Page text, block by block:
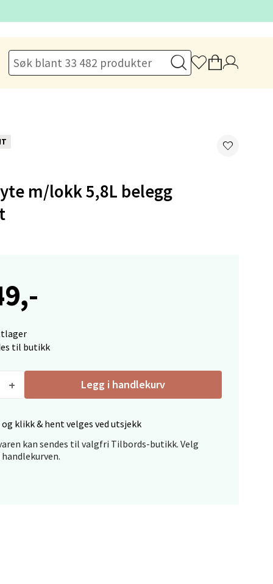
m/lokk 5,8L belegg
til butikk
Legg i handlekurv
klikk & hent velges ved utsjekk
kan sendes til valgfri Tilbords-butikk. Velg